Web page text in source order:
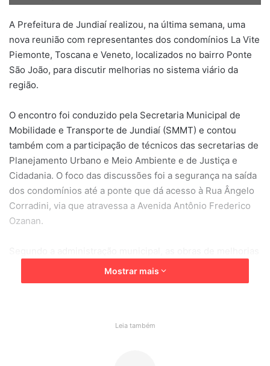
A Prefeitura de Jundiaí realizou, na última semana, uma
nova reunião com representantes dos condomínios La Vite
Piemonte, Toscana e Veneto, localizados no bairro Ponte
São João, para discutir melhorias no sistema viário da
região.
O encontro foi conduzido pela Secretaria Municipal de
Mobilidade e Transporte de Jundiaí (SMMT) e contou
também com a participação de técnicos das secretarias de
Planejamento Urbano e Meio Ambiente e de Justiça e
Cidadania. O foco das discussões foi a segurança na saída
dos condomínios até a ponte que dá acesso à Rua Ângelo
Corradini, via que atravessa a Avenida Antônio Frederico
Ozanan.
viárias devem começar nos próximos dias. Entre as
medidas previstas estão a instalação de um conjunto
pedestres, ciclistas e motoristas.
Mostrar mais
Leia também